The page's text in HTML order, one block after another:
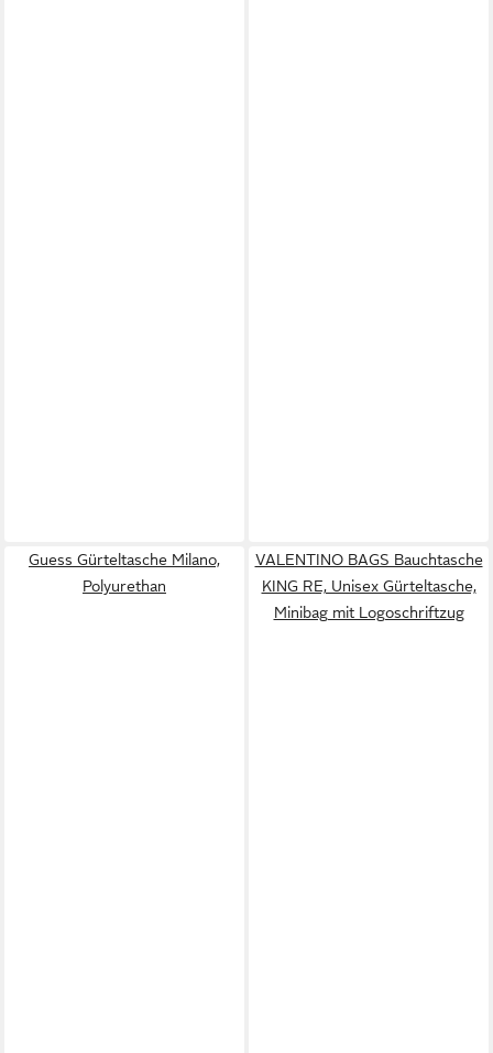
Guess Gürteltasche Milano,
Polyurethan
VALENTINO BAGS Bauchtasche
KING RE, Unisex Gürteltasche,
Minibag mit Logoschriftzug